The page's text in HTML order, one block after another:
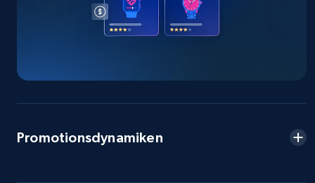
eBay - Collect products from shops on eBay
URL, Product id, Title, Seller name, Seller rating,
Promotionsdynamiken